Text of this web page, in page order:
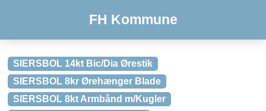
FH Kommune
SIERSBOL 14kt Bic/Dia Ørestik
SIERSBOL 8kr Ørehænger Blade
SIERSBOL 8kt Armbånd m/Kugler